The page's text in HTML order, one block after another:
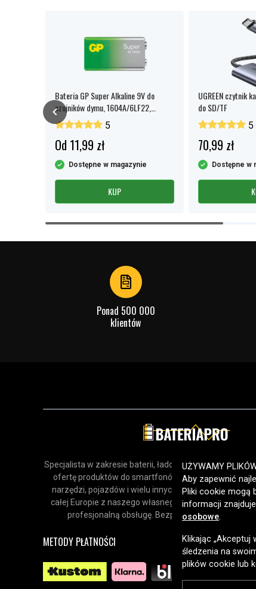
Bateria GP Super Alkaline 9V do
czujników dymu, 1604A/6LF22,
opakowanie 1 szt.
5
Od 11,99 zł
Dostępne w magazynie
KUP
UGREEN czytnik
do SD/TF
5
70,99 zł
Dostępne w
Item
Ponad 500 000
klientów
Specjalista w zakresie baterii, ładowarek i akcesoriów.
ofertę produktów do smartfonów, urządzeń
narzędzi, pojazdów i wielu innych zastosowań.
całej Europie z naszego własnego magazynu,
profesjonalną obsługę. Bezpieczne zakupy online
METODY PŁATNOŚCI
UŻYWAMY
Aby zapewnić
Pliki cookie mogą
informacji
osobowe.
Klikając
śledzenia na
plików cookie lub